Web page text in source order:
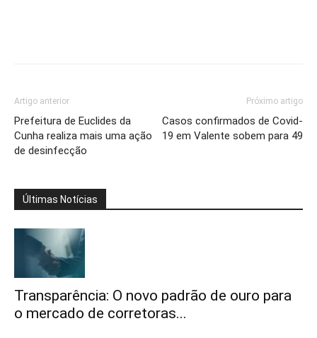
Artigo anterior
Prefeitura de Euclides da
Cunha realiza mais uma ação
de desinfecção
Próximo artigo
Casos confirmados de Covid-
19 em Valente sobem para 49
Últimas Notícias
Transparência: O novo padrão de ouro para
o mercado de corretoras...